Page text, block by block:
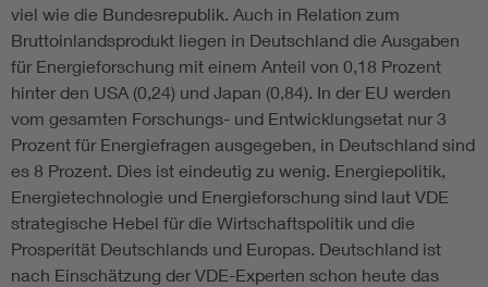
viel wie die Bundesrepublik. Auch in Relation zum
Bruttoinlandsprodukt liegen in Deutschland die Ausgaben
für Energieforschung mit einem Anteil von 0,18 Prozent
hinter den USA (0,24) und Japan (0,84). In der EU werden
vom gesamten Forschungs- und Entwicklungsetat nur 3
Prozent für Energiefragen ausgegeben, in Deutschland sind
es 8 Prozent. Dies ist eindeutig zu wenig. Energiepolitik,
Energietechnologie und Energieforschung sind laut VDE
strategische Hebel für die Wirtschaftspolitik und die
Prosperität Deutschlands und Europas. Deutschland ist
nach Einschätzung der VDE-Experten schon heute das